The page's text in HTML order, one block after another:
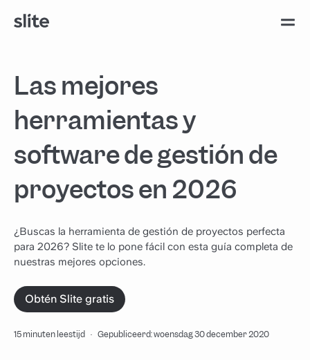
Las mejores
herramientas y
software de gestión de
proyectos en 2026
¿Buscas la herramienta de gestión de proyectos perfecta
para 2026? Slite te lo pone fácil con esta guía completa de
nuestras mejores opciones.
Obtén Slite gratis
15 minuten leestijd · Gepubliceerd: woensdag 30 december 2020